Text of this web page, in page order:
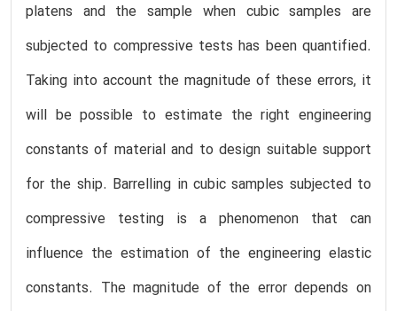
platens and the sample when cubic samples are
subjected to compressive tests has been quantified.
Taking into account the magnitude of these errors, it
will be possible to estimate the right engineering
constants of material and to design suitable support
for the ship. Barrelling in cubic samples subjected to
compressive testing is a phenomenon that can
influence the estimation of the engineering elastic
constants. The magnitude of the error depends on